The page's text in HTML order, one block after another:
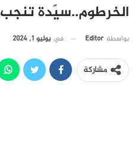
الخرطوم..سيّدة تنجب 3 توائم إناث
بواسطة Editor في يوليو 1, 2024
مشاركة